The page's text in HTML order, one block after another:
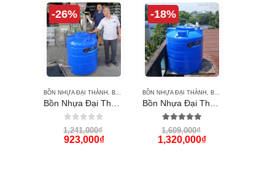
-26%
BỒN NHỰA ĐẠI THÀNH, BỒN NƯỚC ,BỒN NƯỚC ĐẠI THÀNH
Bồn Nhựa Đại Thành 300L đứng Gold
0 out of 5
1,241,000₫
923,000₫
-18%
BỒN NHỰA ĐẠI THÀNH , BỒN NƯỚC
Bồn Nhựa Đại Thành 500 lít đứng gold
5.00out of 5
1,609,000₫
1,320,000₫